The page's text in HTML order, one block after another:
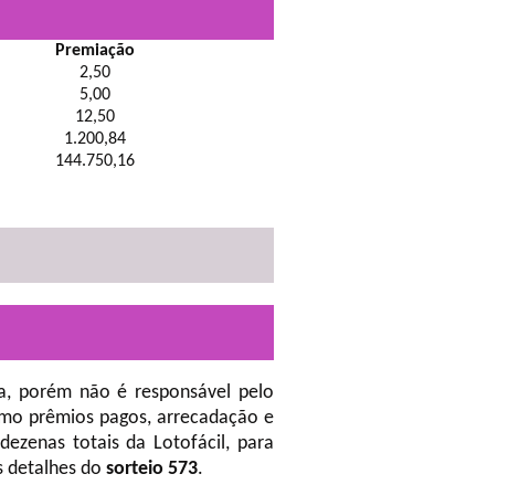
Premiação
2,50
5,00
12,50
1.200,84
144.750,16
porém não é responsável pelo
prêmios pagos, arrecadação e
totais da Lotofácil, para
detalhes do sorteio 573.